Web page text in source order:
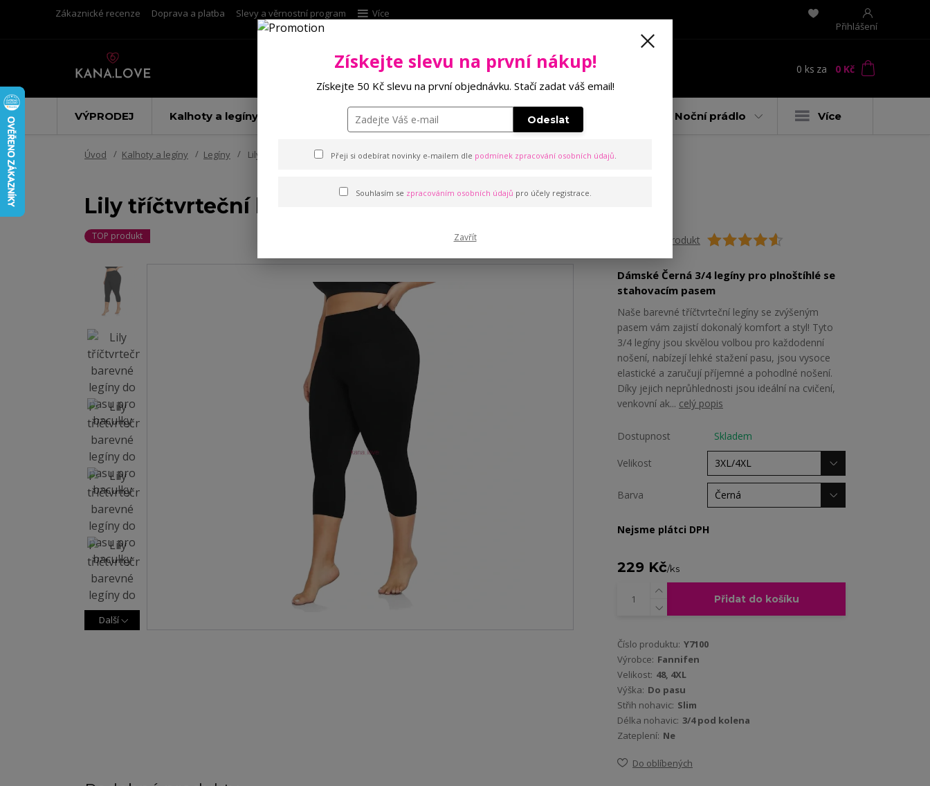
Zákaznické recenze Doprava a platba Slevy a věrnostní program
Více
Přihlášení
Hledat 0 ks za 0 Kč
VÝPRODEJ Kalhoty a legíny Punčochové zboží Podprsenky Noční prádlo Více
Úvod Kalhoty a legíny Legíny Lily tříčtvrteční barevné legíny do pasu pro baculky
Lily tříčtvrteční barevné legíny do pasu pro baculky
TOP produkt
Další
Ohodnotit produkt
Dámské Černá 3/4 legíny pro plnoštíhlé se
stahovacím pasem
Naše barevné tříčtvrteční legíny se zvýšeným
pasem vám zajistí dokonalý komfort a styl! Tyto
3/4 legíny jsou skvělou volbou pro každodenní
nošení, nabízejí lehké stažení pasu, jsou vysoce
elastické a zaručují příjemné a pohodlné nošení.
Díky jejich neprůhlednosti jsou ideální na cvičení,
venkovní ak... celý popis
Dostupnost Skladem
Velikost
Barva
Nejsme plátci DPH
229 Kč/ks
Přidat do košíku
Číslo produktu: Y7100
Výrobce: Fannifen
Velikost: 48, 4XL
Výška: Do pasu
Střih nohavic: Slim
Délka nohavic: 3/4 pod kolena
Zateplení: Ne
Do oblíbených
Získejte slevu na první nákup!
Získejte 50 Kč slevu na první objednávku. Stačí zadat váš email!
Odeslat
Přeji si odebírat novinky e-mailem dle podmínek zpracování osobních údajů.
Souhlasím se zpracováním osobních údajů pro účely registrace.
Zavřít